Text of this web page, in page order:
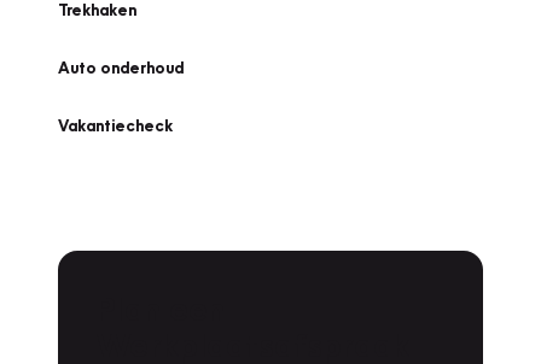
Trekhaken
Auto onderhoud
Vakantiecheck